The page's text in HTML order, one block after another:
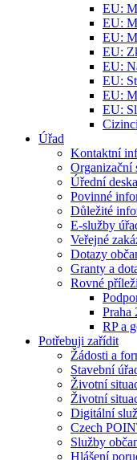
EU:
EU:
EU:
EU:
EU:
EU:
EU:
EU:
Cizinci
Úřad
Kontaktní
Organizační
Úřední deska
Povinné
Důležité
E-služby
Veřejné
Dotazy
Granty a
Rovné
Praha
RP a
Potřebuji zařídit
Žádosti a
Stavební
Životní
Životní
Digitální
Czech
Služby
Hlášení